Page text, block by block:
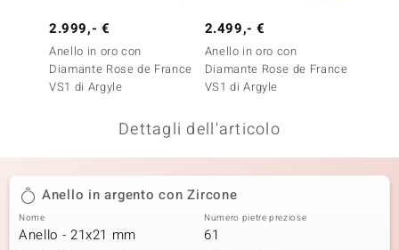
Collection
2.999,- €
Anello in oro con
Diamante Rose de France
VS1 di Argyle
2.499,- €
Anello in oro con
Diamante Rose de France
VS1 di Argyle
Dettagli dell'articolo
Anello in argento con Zircone
Nome
Anello - 21x21 mm
Numero pietre preziose
61